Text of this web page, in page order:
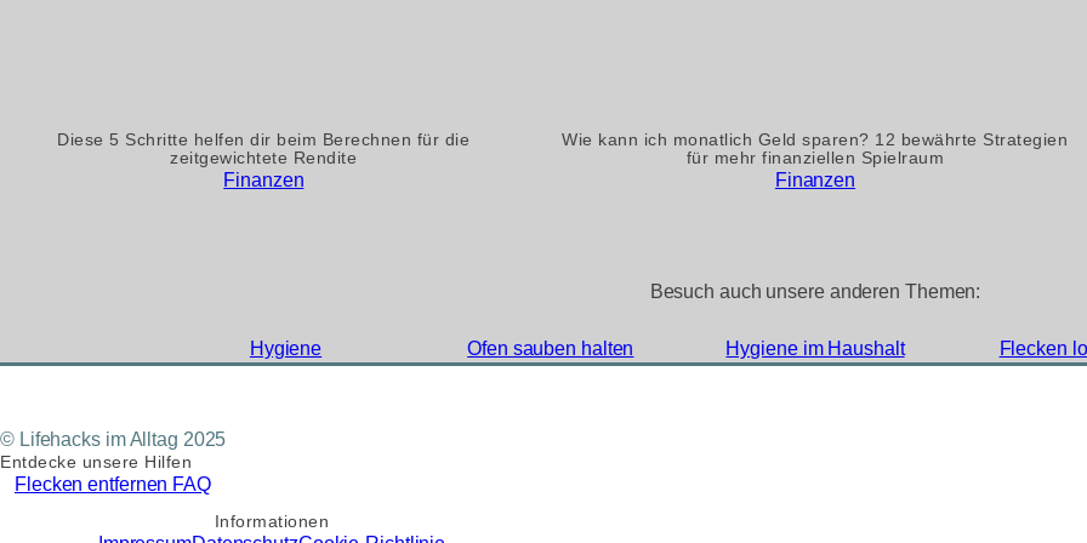
Diese 5 Schritte helfen dir beim Berechnen für die
zeitgewichtete Rendite
Finanzen
Wie kann ich monatlich Geld sparen? 12 bewährte Strategien
für mehr finanziellen Spielraum
Finanzen
Besuch auch unsere anderen Themen:
Hygiene Ofen sauben halten Hygiene im Haushalt Flecken
© Lifehacks im Alltag 2025
Entdecke unsere Hilfen
Flecken entfernen FAQ
Informationen